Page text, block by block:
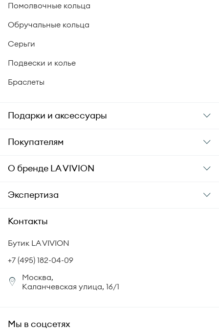
Помолвочные кольца
Обручальные кольца
Серьги
Подвески и колье
Браслеты
Подарки и аксессуары
Подарки
Уход за украшениями
Аксессуары
Покупателям
Заказ и оплата
Гарантия подлинности
Комплект документов
Политика возврата
Сертификация бриллиантов
Юридическая информация
О бренде LA VIVION
О компании
СМИ о нас
Корпоративный портал
Экспертиза
Академия LA VIVION
Статьи
Контакты
Бутик LA VIVION
+7 (495) 182-04-09
Москва,
Каланчевская улица, 16/1
Мы в соцсетях